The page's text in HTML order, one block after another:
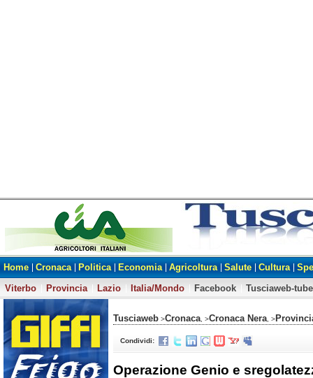
Home Cronaca Politica Economia Agricoltura Salute Cultura
Viterbo
Provincia Lazio Italia/Mondo Facebook Tusciaweb-tube
Tusciaweb >Cronaca , >Cronaca Nera , >
Condividi:
Operazione Genio e